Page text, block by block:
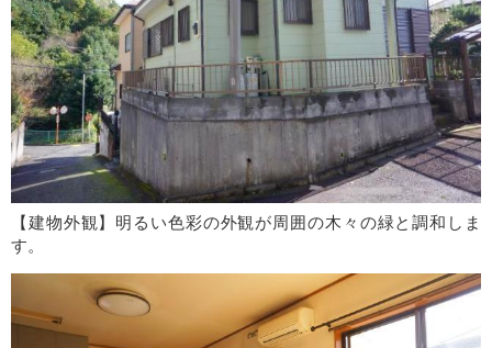
【建物外観】明るい色彩の外観が周囲の木々の緑と調和しま
す。